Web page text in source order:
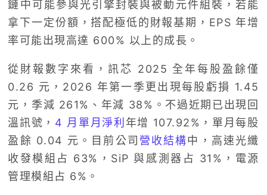
鏈中可能參與光引擎封裝與被動元件組裝，若能
拿下一定份額，搭配極低的財報基期，EPS 年增
率可能出現高達 600% 以上的成長。
從財報數字來看，訊芯 2025 全年每股盈餘僅
0.26 元，2026 年第一季更出現每股虧損 1.45
元，季減 261%、年減 38%。不過近期已出現回
溫訊號， 4 月單月淨利 年增 107.92%，單月每股
盈餘 0.04 元。目前公司 營收結構中，高速光纖
收發模組占 63%，SiP 與感測器占 31%，電源
管理模組占 6%。